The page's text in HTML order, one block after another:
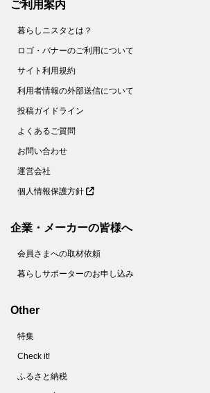
ご利用案内
暮らしニスタとは？
ロゴ・バナーのご利用について
サイト利用規約
利用者情報の外部送信について
投稿ガイドライン
よくあるご質問
お問い合わせ
運営会社
個人情報保護方針
企業・メーカーの皆様へ
会員さまへの取材依頼
暮らしサポーターのお申し込み
Other
特集
Check it!
ふるさと納税